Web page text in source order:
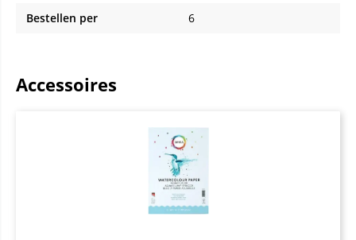
Bestellen per
6
Accessoires